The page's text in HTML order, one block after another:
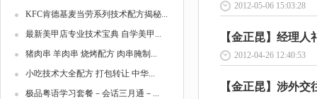
KFC肯德基麦当劳系列技术配方揭秘...
最新美甲店专业技术宝典 自学美甲...
猪肉串 羊肉串 烧烤配方 肉串腌制...
小吃技术大全配方 打包转让 中华...
极品粤语学习套餐－会话三月通－...
2012-05-06 15:03:28
【金正昆】经理人
2012-04-26 12:40:53
【金正昆】涉外交